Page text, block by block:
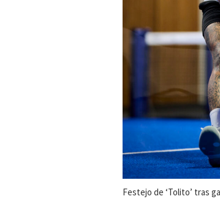
Festejo de ‘Tolito’ tras